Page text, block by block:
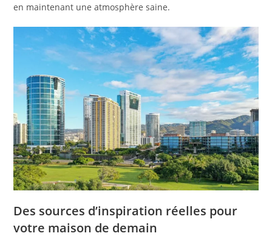
en maintenant une atmosphère saine.
Des sources d’inspiration réelles pour
votre maison de demain